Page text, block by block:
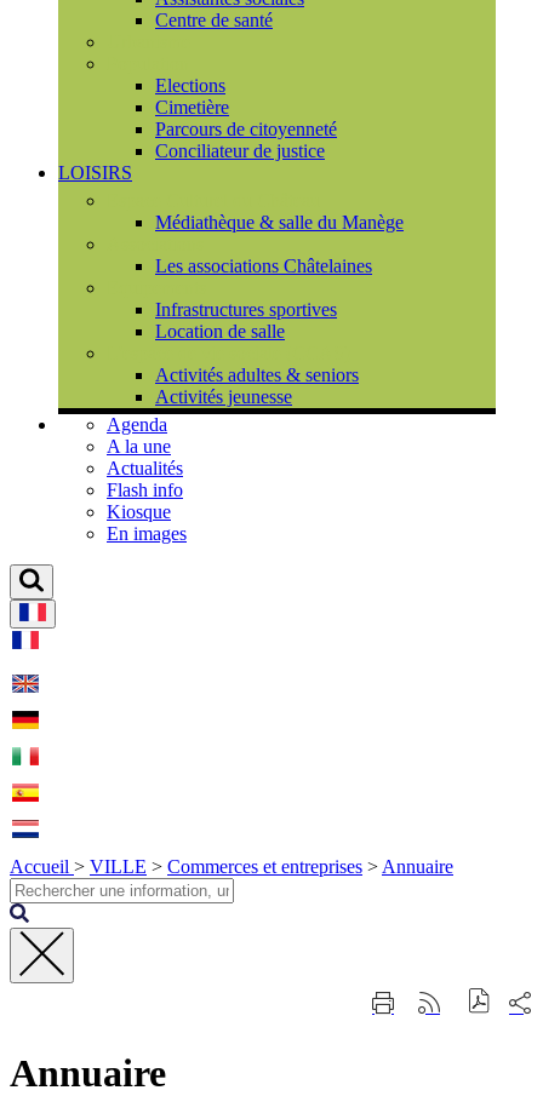
Centre de santé
Elections
Cimetière
Parcours de citoyenneté
Conciliateur de justice
LOISIRS
Médiathèque & salle du Manège
Les associations Châtelaines
Infrastructures sportives
Location de salle
Activités adultes & seniors
Activités jeunesse
Agenda
A la une
Actualités
Flash info
Kiosque
En images
Accueil > VILLE > Commerces et entreprises > Annuaire
Fermer
ImprimerGénérer
sur
Annuaire